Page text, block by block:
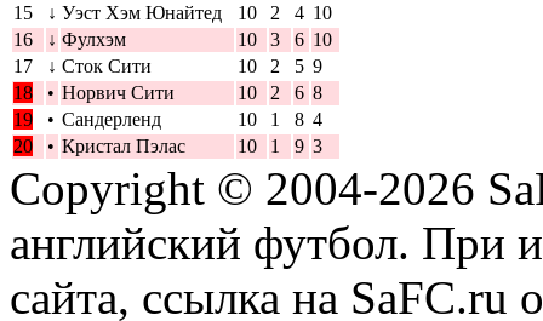
15
↓ Уэст Хэм Юнайтед 10 2 4 10
16
↓ Фулхэм 10 3 6 10
17
↓ Сток Сити 10 2 5 9
18
• Норвич Сити 10 2 6 8
19
• Сандерленд 10 1 8 4
20
• Кристал Пэлас 10 1 9 3
Copyright © 2004-2026
английский футбол. При
сайта, ссылка на SaFC.ru